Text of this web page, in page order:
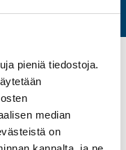
pieniä tiedostoja.
median
on